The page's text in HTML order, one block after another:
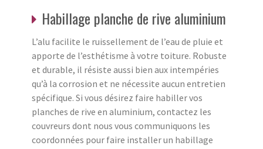
Habillage planche de rive aluminium
L’alu facilite le ruissellement de l’eau de pluie et
apporte de l’esthétisme à votre toiture. Robuste
et durable, il résiste aussi bien aux intempéries
qu’à la corrosion et ne nécessite aucun entretien
spécifique. Si vous désirez faire habiller vos
planches de rive en aluminium, contactez les
couvreurs dont nous vous communiquons les
coordonnées pour faire installer un habillage